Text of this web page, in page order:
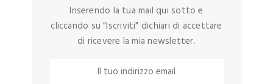
Inserendo la tua mail qui sotto e
cliccando su "Iscriviti" dichiari di accettare
di ricevere la mia newsletter.